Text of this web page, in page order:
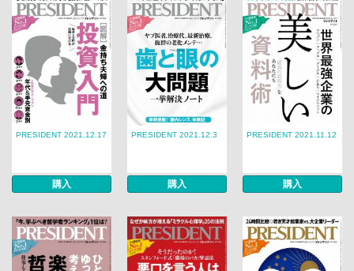
PRESIDENT 2021.12.17
購入
PRESIDENT 2021.12.3
購入
PRESIDENT 2021.11.12
購入